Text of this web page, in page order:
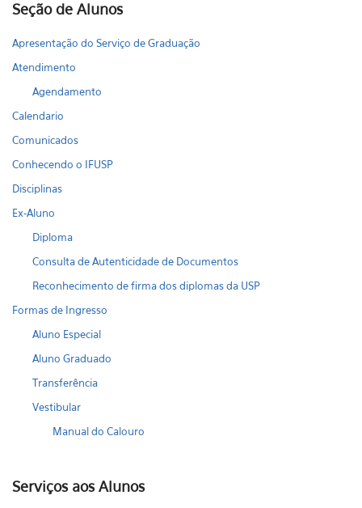
Seção de Alunos
Apresentação do Serviço de Graduação
Atendimento
Agendamento
Calendario
Comunicados
Conhecendo o IFUSP
Disciplinas
Ex-Aluno
Diploma
Consulta de Autenticidade de Documentos
Reconhecimento de firma dos diplomas da USP
Formas de Ingresso
Aluno Especial
Aluno Graduado
Transferência
Vestibular
Manual do Calouro
Serviços aos Alunos